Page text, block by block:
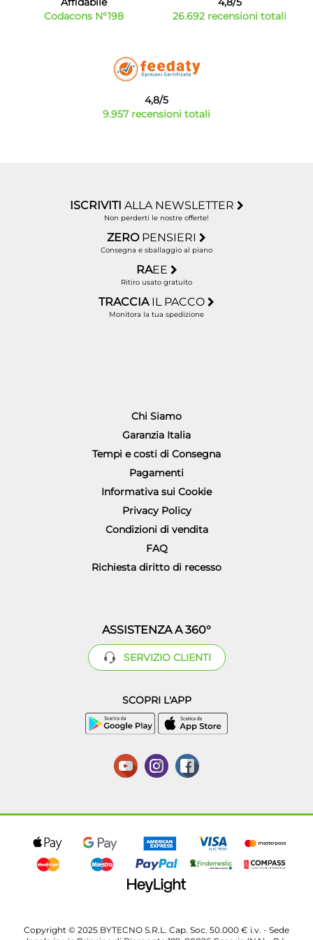
Codacons N°198
26.692 recensioni totali
4,8/5
9.957 recensioni totali
ISCRIVITI ALLA NEWSLETTER
Non perderti le nostre offerte!
ZERO PENSIERI
Consegna e sballaggio al piano
RAEE
Ritiro usato gratuito
TRACCIA IL PACCO
Monitora la tua spedizione
Chi Siamo
Garanzia Italia
Tempi e costi di Consegna
Pagamenti
Informativa sui Cookie
Privacy Policy
Condizioni di vendita
FAQ
Richiesta diritto di recesso
ASSISTENZA A 360°
SERVIZIO CLIENTI
SCOPRI L'APP
Copyright © 2025 BYTECNO S.R.L. Cap. Soc. 50.000 € i.v. - Sede